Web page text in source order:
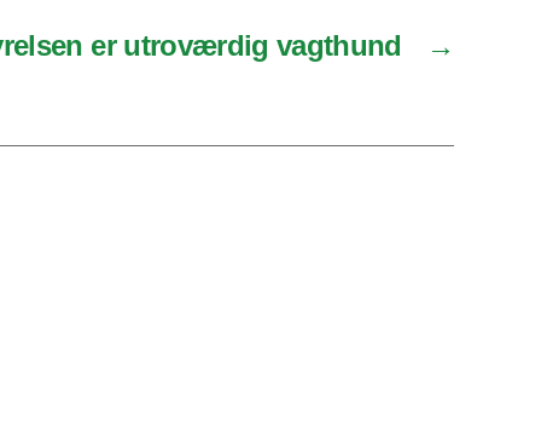
→
er utroværdig vagthund